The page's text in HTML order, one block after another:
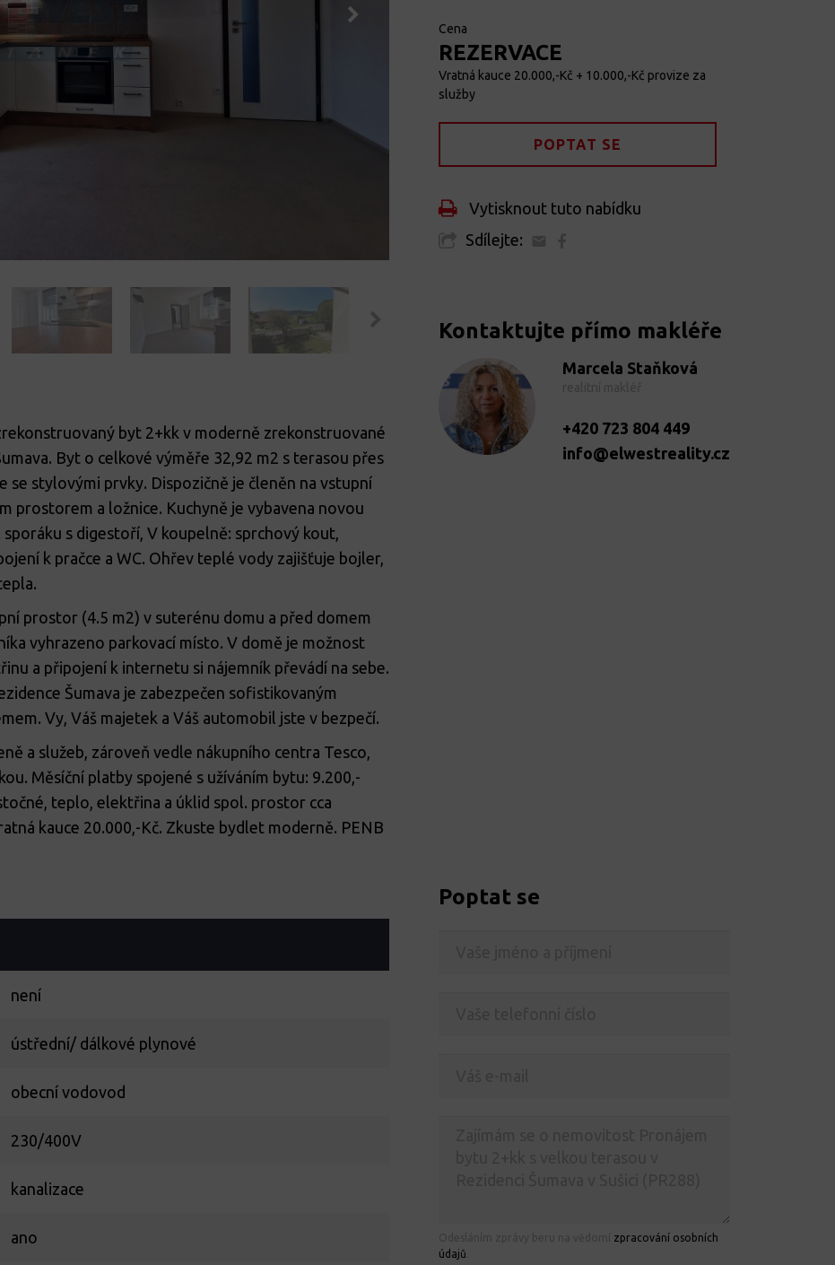
byt 2+kk v moderně zrekonstruované
Byt o celkové výměře 32,92 m2 s terasou přes
se stylovými prvky. Dispozičně je členěn na vstupní
prostorem a ložnice. Kuchyně je vybavena novou
s digestoří, V koupelně: sprchový kout,
k pračce a WC. Ohřev teplé vody zajišťuje bojler,
prostor (4.5 m2) v suterénu domu a před domem
vyhrazeno parkovací místo. V domě je možnost
a připojení k internetu si nájemník převádí na sebe.
Šumava je zabezpečen sofistikovaným
Vy, Váš majetek a Váš automobil jste v bezpečí.
a služeb, zároveň vedle nákupního centra Tesco,
Měsíční platby spojené s užíváním bytu: 9.200,-
teplo, elektřina a úklid spol. prostor cca
kauce 20.000,-Kč. Zkuste bydlet moderně. PENB
není
ústřední/ dálkové plynové
obecní vodovod
230/400V
kanalizace
ano
Vytisknout tuto nabídku
Sdílejte:
Kontaktujte přímo makléře
Marcela Staňková
+420 723 804 449
info@elwestreality.cz
Poptat se
zpracování osobních
údajů
Cena
REZERVACE
Vratná kauce 20.000,-Kč + 10.000,-Kč provize za
služby
POPTAT SE